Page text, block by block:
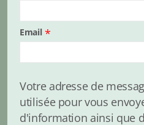
Email*
Votre adresse de
utilisée pour vous
d'information ainsi que